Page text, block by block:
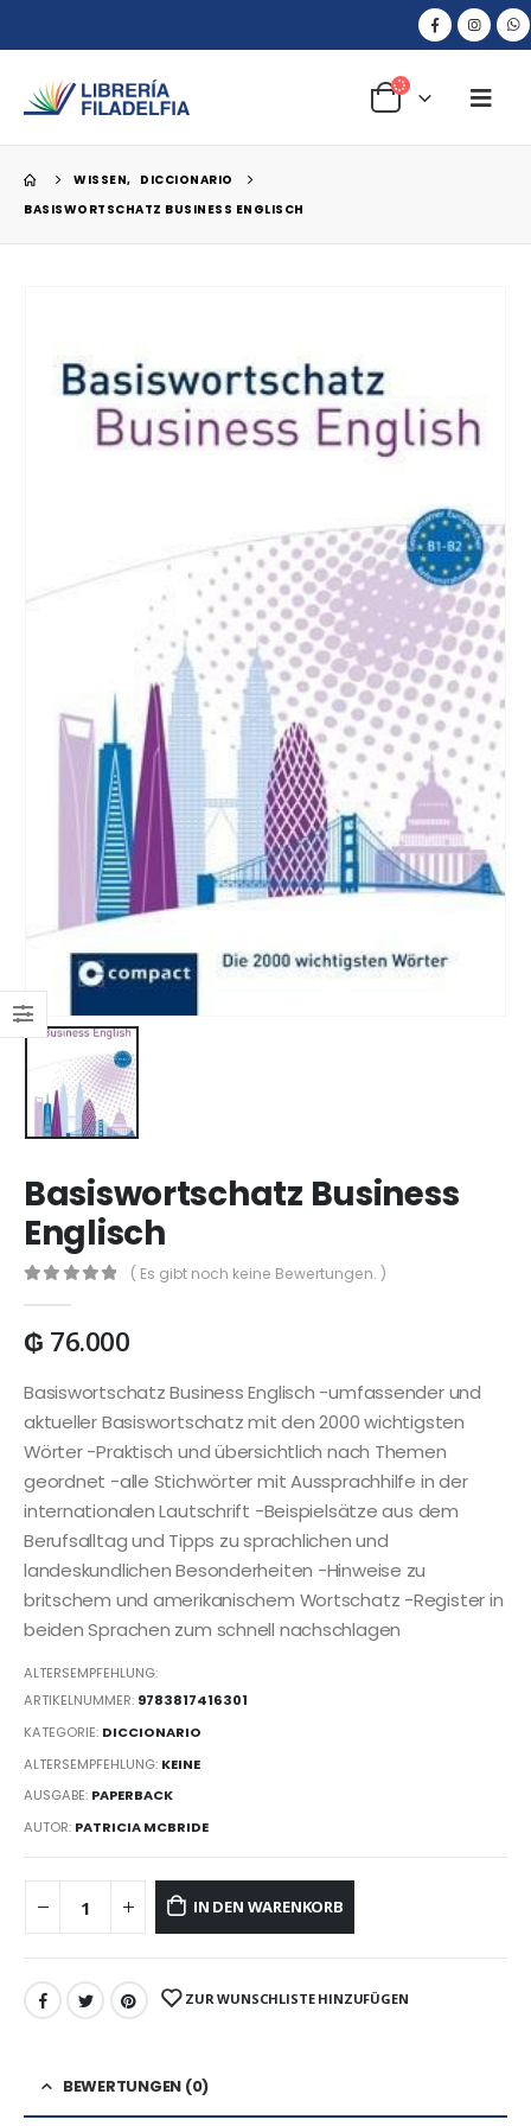
WISSEN, DICCIONARIO
BASISWORTSCHATZ BUSINESS ENGLISCH
Basiswortschatz Business
Englisch
( Es gibt noch keine Bewertungen. )
₲ 76.000
Basiswortschatz Business Englisch -umfassender und
aktueller Basiswortschatz mit den 2000 wichtigsten
Wörter -Praktisch und übersichtlich nach Themen
geordnet -alle Stichwörter mit Aussprachhilfe in der
internationalen Lautschrift -Beispielsätze aus dem
Berufsalltag und Tipps zu sprachlichen und
landeskundlichen Besonderheiten -Hinweise zu
britschem und amerikanischem Wortschatz -Register in
beiden Sprachen zum schnell nachschlagen
ALTERSEMPFEHLUNG:
ARTIKELNUMMER: 9783817416301
KATEGORIE: DICCIONARIO
ALTERSEMPFEHLUNG: KEINE
AUSGABE: PAPERBACK
AUTOR: PATRICIA MCBRIDE
IN DEN WARENKORB
ZUR WUNSCHLISTE HINZUFÜGEN
BEWERTUNGEN (0)